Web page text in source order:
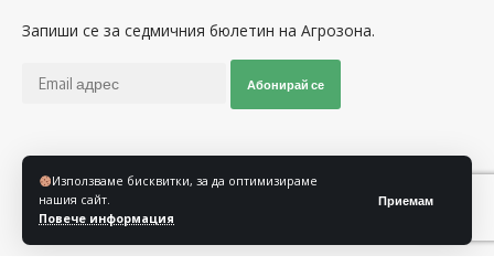
Използваме бисквитки, за да оптимизираме
нашия сайт.
Повече информация
Приемам
Запиши се за седмичния бюлетин на Агрозона.
Абонирай се
Последвайте ни